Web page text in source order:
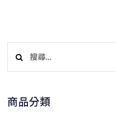
關
字:
商品分類